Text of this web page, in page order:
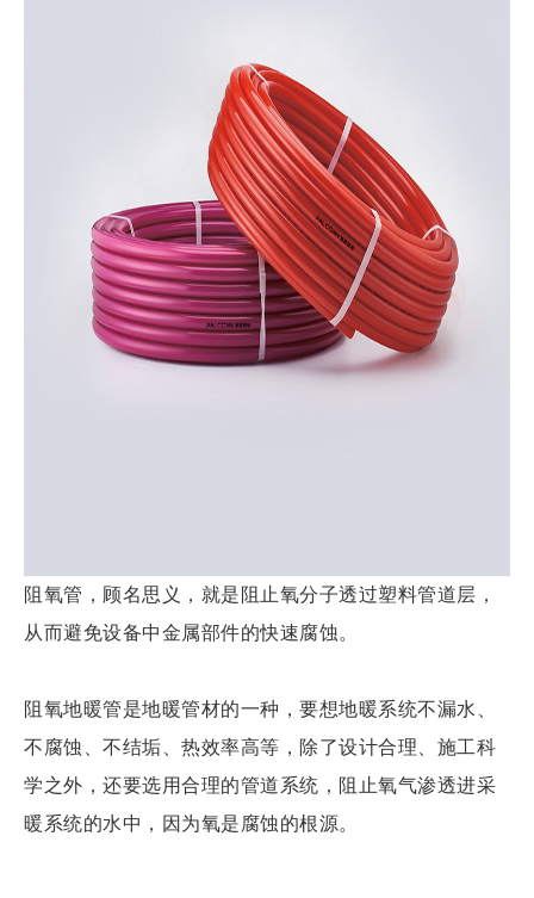
阻氧管，顾名思义，就是阻止氧分子透过塑料管道层，
从而避免设备中金属部件的快速腐蚀。
阻氧地暖管是地暖管材的一种，要想地暖系统不漏水、
不腐蚀、不结垢、热效率高等，除了设计合理、施工科
学之外，还要选用合理的管道系统，阻止氧气渗透进采
暖系统的水中，因为氧是腐蚀的根源。